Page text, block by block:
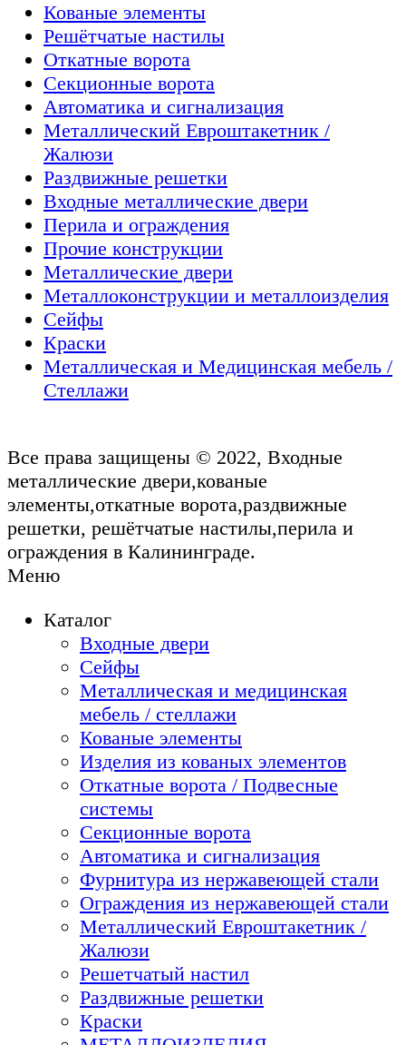
Кованые элементы
Решётчатые настилы
Откатные ворота
Секционные ворота
Автоматика и сигнализация
Металлический Евроштакетник /
Жалюзи
Раздвижные решетки
Входные металлические двери
Перила и ограждения
Прочие конструкции
Металлические двери
Металлоконструкции и металлоизделия
Сейфы
Краски
Металлическая и Медицинская мебель /
Стеллажи
Все права защищены © 2022, Входные
металлические двери,кованые
элементы,откатные ворота,раздвижные
решетки, решётчатые настилы,перила и
ограждения в Калининграде.
Меню
Каталог
Входные двери
Сейфы
Металлическая и медицинская
мебель / стеллажи
Кованые элементы
Изделия из кованых элементов
Откатные ворота / Подвесные
системы
Секционные ворота
Автоматика и сигнализация
Фурнитура из нержавеющей стали
Ограждения из нержавеющей стали
Металлический Евроштакетник /
Жалюзи
Решетчатый настил
Раздвижные решетки
Краски